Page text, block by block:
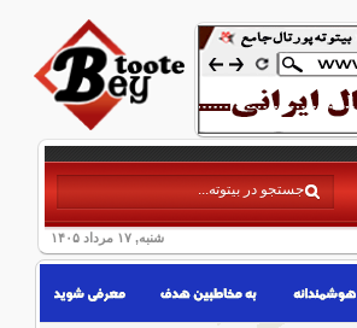
شنبه, ۱۷ مرداد ۱۴۰۵